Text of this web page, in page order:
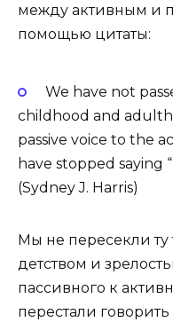
между активным и
помощью цитаты:
We have not
childhood and
passive voice to the
have stopped saying
(Sydney J. Harris)
Мы не пересекли
детством и
пассивного к
перестали